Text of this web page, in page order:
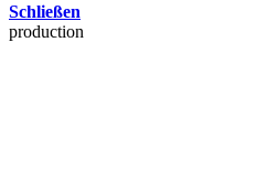
Schließen
production